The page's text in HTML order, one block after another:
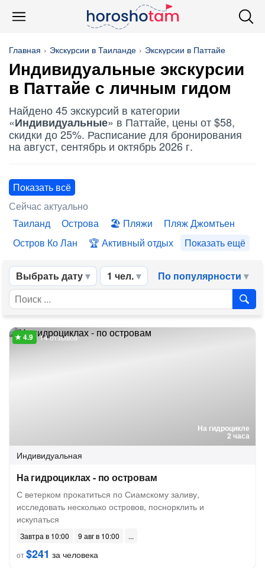
Главная Экскурсии в Таиланде Экскурсии в Паттайе
Индивидуальные экскурсии
в Паттайе с личным гидом
Найдено 45 экскурсий в категории
«Индивидуальные» в Паттайе, цены от $58,
скидки до 25%. Расписание для бронирования
на август, сентябрь и октябрь 2026 г.
Показать всё
Сейчас актуально
Таиланд
Острова Пляжи
Пляж Джомтьен
Остров Ко Лан
Активный отдых Показать ещё
Выбрать дату 1 чел. По популярности
На гидроцикле
2 часа
14 отзывов
Индивидуальная
На гидроциклах - по островам
С ветерком прокатиться по Сиамскому заливу,
исследовать несколько островов, поснорклить и
искупаться
Завтра в 10:00
9 авг в 10:00
от$241 за человека